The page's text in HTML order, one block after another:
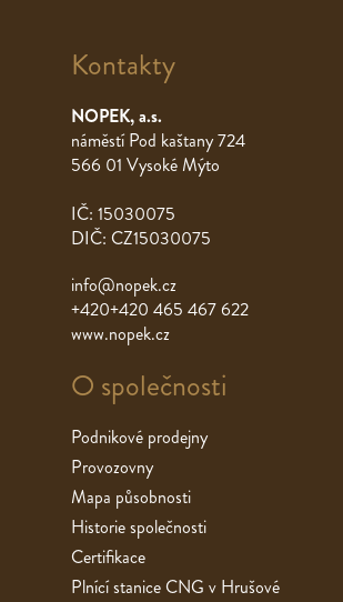
Kontakty
NOPEK, a.s.
náměstí Pod kaštany 724
566 01 Vysoké Mýto
IČ: 15030075
DIČ: CZ15030075
info@nopek.cz
+420+420 465 467 622
www.nopek.cz
O společnosti
Podnikové prodejny
Provozovny
Mapa působnosti
Historie společnosti
Certifikace
Plnící stanice CNG v Hrušové